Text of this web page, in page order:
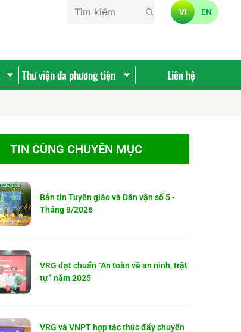
VI EN
Thư viện đa phương tiện Liên hệ
TIN CÙNG CHUYÊN MỤC
Bản tin Tuyên giáo và Dân vận số 5 -
Tháng 8/2026
VRG đạt chuẩn “An toàn về an ninh, trật
tự” năm 2025
VRG và VNPT hợp tác thúc đẩy chuyển